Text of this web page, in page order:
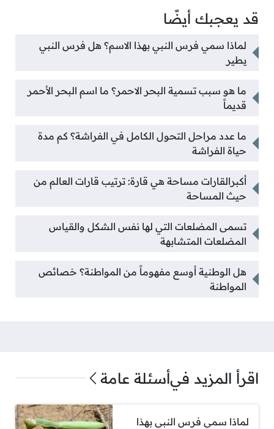
قد يعجبك أيضًا
لماذا سمي فرس النبي بهذا الاسم؟ هل فرس النبي
يطير
ما هو سبب تسمية البحر الاحمر؟ ما اسم البحر الأحمر
قديماً
ما عدد مراحل التحول الكامل في الفراشة؟ كم مدة
حياة الفراشة
أكبرالقارات مساحة هي قارة: ترتيب قارات العالم من
حيث المساحة
تسمى المضلعات التي لها نفس الشكل والقياس
المضلعات المتشابهة
هل الوطنية أوسع مفهوماً من المواطنة؟ خصائص
المواطنة
اقرأ المزيد فيأسئلة عامة
لماذا سمي فرس النبي بهذا